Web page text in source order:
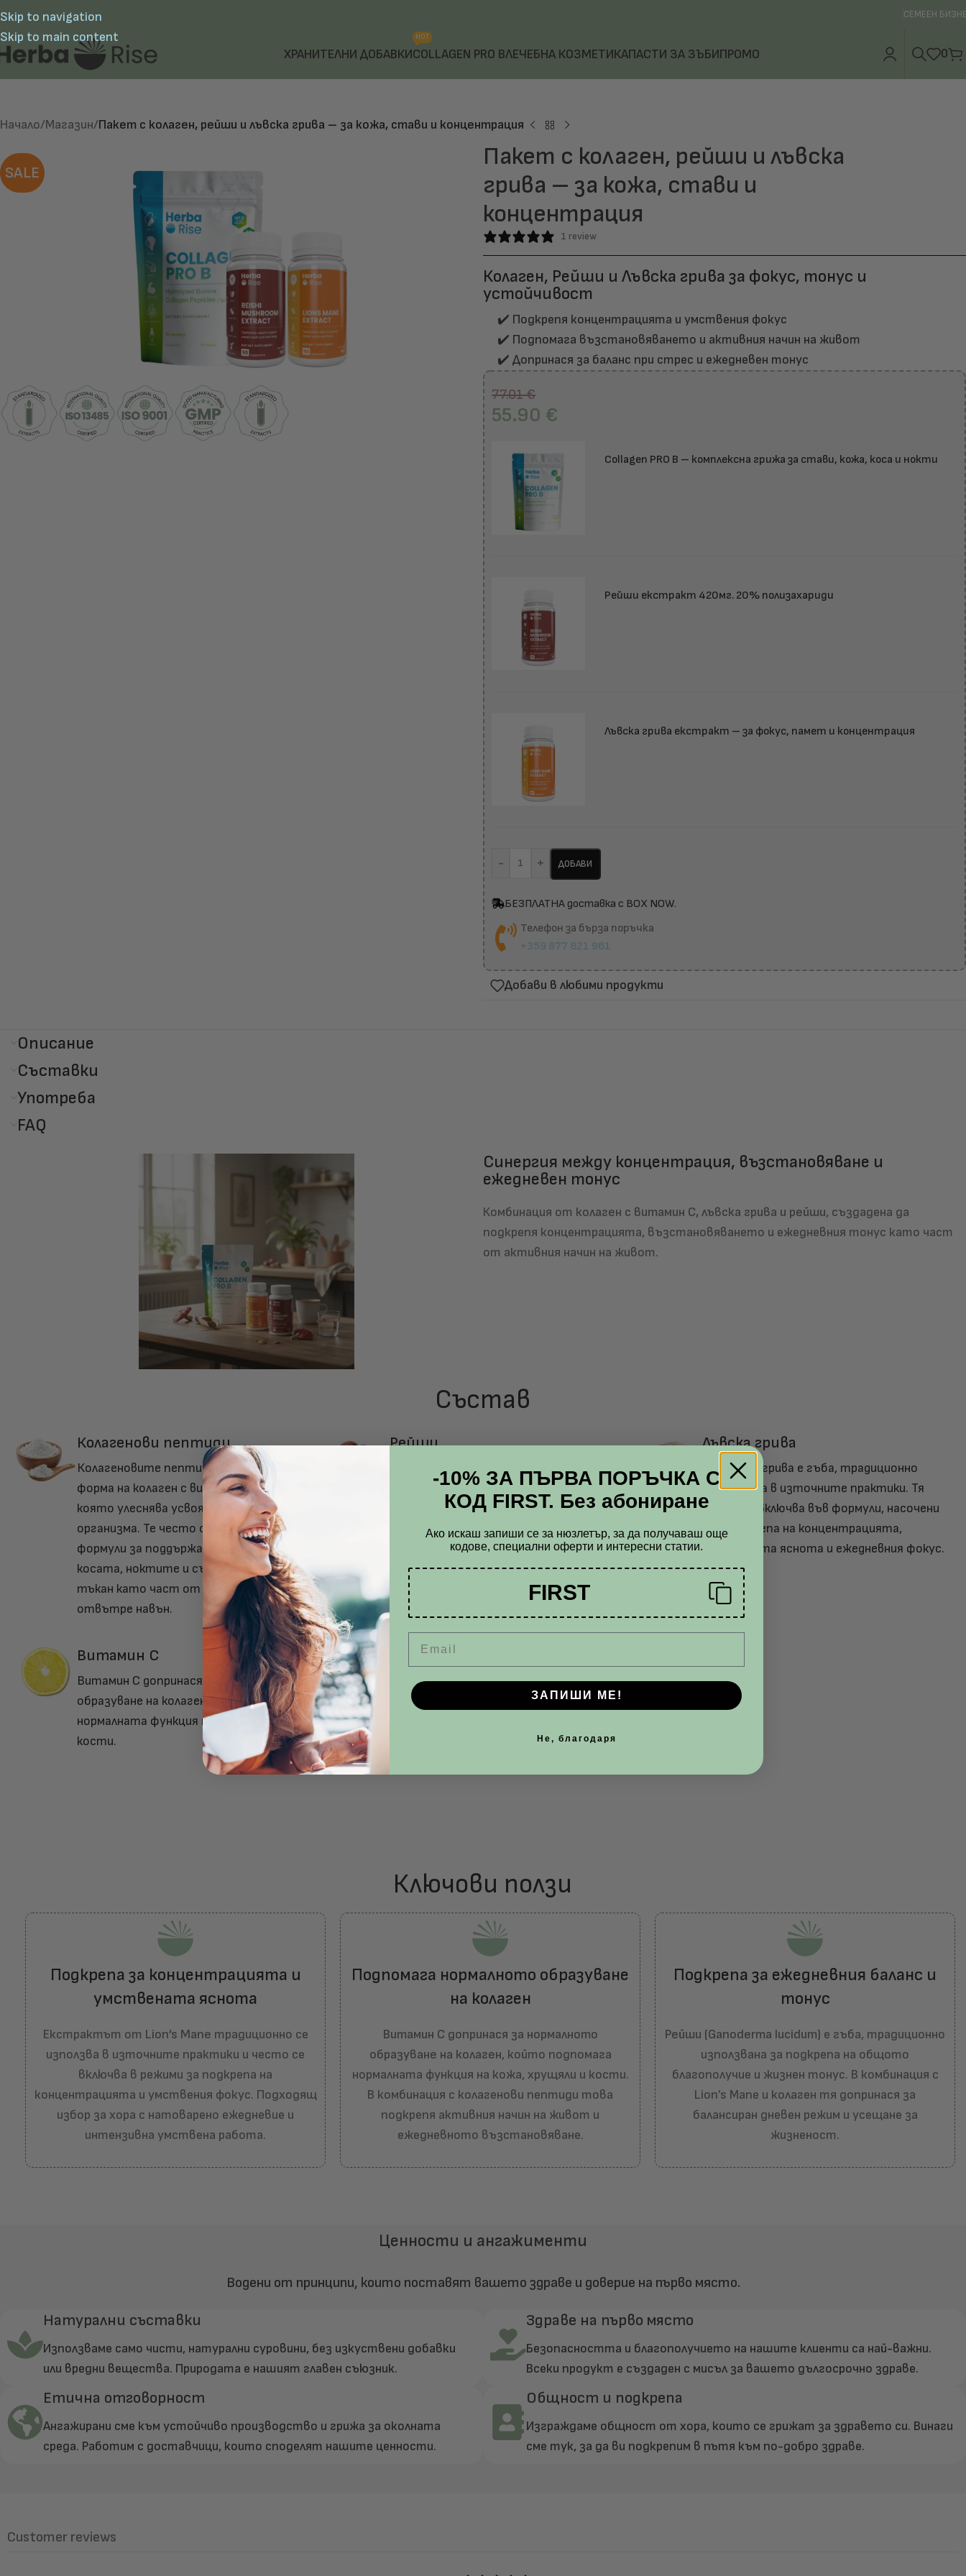
Skip to navigation
Skip to main content
СЕМЕЕН
ХРАНИТЕЛНИ ДОБАВКИCOLLAGEN PRO B
HOT
ЛЕЧЕБНА КОЗМЕТИКАПАСТИ ЗА ЗЪБИПРОМО 0
Начало/Магазин/Пакет с колаген, рейши и лъвска грива – за кожа, стави и концентрация
SALE
Пакет с колаген, рейши и лъвска
грива – за кожа, стави и
концентрация
1 review
Колаген, Рейши и Лъвска грива за фокус, тонус и
устойчивост
✔️ Подкрепя концентрацията и умствения фокус
✔️ Подпомага възстановяването и активния начин на живот
✔️ Допринася за баланс при стрес и ежедневен тонус
77.01€
55.90 €
Collagen PRO B – комплексна грижа за стави, кожа, коса и нокти
Рейши екстракт 420мг. 20% полизахариди
Лъвска грива екстракт – за фокус, памет и концентрация
- + ДОБАВИ
БЕЗПЛАТНА доставка с BOX NOW.
Телефон за бърза поръчка
+359 877 821 961
Добави в любими продукти
Описание
Съставки
Употреба
FAQ
Синергия между концентрация, възстановяване и
ежедневен тонус
Комбинация от колаген с витамин C, лъвска грива и рейши, създадена да
подкрепя концентрацията, възстановяването и ежедневния тонус като част
от активния начин на живот.
Състав
Колагенови пептиди
Колагеновите пептиди са хидролизирана
форма на колаген с висока бионаличност,
която улеснява усвояването им от
организма. Те често се използват във
формули за поддържане на кожата,
косата, ноктите и съединителната
тъкан като част от цялостната грижа
отвътре навън.
Рейши
Рейши е адаптогенна гъба, традиционно
използвана в източните практики. Тя
често се включва във формули за
подкрепа на общия тонус,
устойчивостта на организма и
усещането за баланс в ежедневието.
Лъвска грива
Лъвската грива е гъба, традиционно
използвана в източните практики. Тя
често се включва във формули, насочени
към подкрепа на концентрацията,
умствената яснота и ежедневния фокус.
Витамин C
Витамин C допринася за нормалното
образуване на колаген, който подпомага
нормалната функция на кожа, хрущяли и
кости.
Ключови ползи​
Подкрепа за концентрацията и
умствената яснота
Екстрактът от Lion’s Mane традиционно се
използва в източните практики и често се
включва в режими за подкрепа на
концентрацията и умствения фокус. Подходящ
избор за хора с натоварено ежедневие и
интензивна умствена работа.
Подпомага нормалното образуване
на колаген
Витамин C допринася за нормалното
образуване на колаген, който подпомага
нормалната функция на кожа, хрущяли и кости.
В комбинация с колагенови пептиди това
подкрепя активния начин на живот и
ежедневното възстановяване.
Подкрепа за ежедневния баланс и
тонус
Рейши (Ganoderma lucidum) е гъба, традиционно
използвана за подкрепа на общото
благополучие и жизнен тонус. В комбинация с
Lion’s Mane и колаген тя допринася за
балансиран дневен режим и усещане за
жизненост.
Ценности и ангажименти
Водени от принципи, които поставят вашето здраве и доверие на първо място.
Натурални съставки
Използваме само чисти, натурални суровини, без изкуствени добавки
или вредни вещества. Природата е нашият главен съюзник.
Здраве на първо място
Безопасността и благополучието на нашите клиенти са най-важни.
Всеки продукт е създаден с мисъл за вашето дългосрочно здраве.
Етична отговорност
Ангажирани сме към устойчиво производство и грижа за околната
среда. Работим с доставчици, които споделят нашите ценности.
Общност и подкрепа
Изграждаме общност от хора, които се грижат за здравето си. Винаги
сме тук, за да ви подкрепим в пътя към по-добро здраве.
Customer reviews
-10% ЗА ПЪРВА ПОРЪЧКА С
КОД FIRST. Без абониране
Ако искаш запиши се за нюзлетър, за да получaваш още
кодове, специални оферти и интересни статии.
FIRST
ЗАПИШИ МЕ!
Не, благодаря